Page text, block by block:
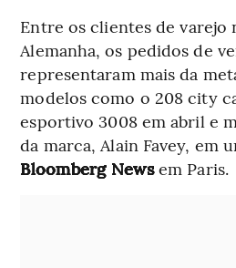
Entre os clientes de varejo
Alemanha, os pedidos de
representaram mais da
modelos como o 208 city
esportivo 3008 em abril e
da marca, Alain Favey, em
Bloomberg Newsem Paris.